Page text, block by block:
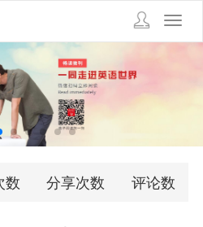
数 分享次数 评论数